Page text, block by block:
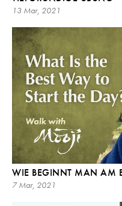
13 Mar, 2021
WIE BEGINNT MAN AM
7 Mar, 2021